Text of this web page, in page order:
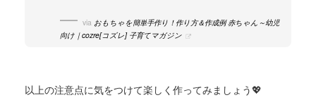
via おもちゃを簡単手作り！作り方＆作成例 赤ちゃん～幼児
向け｜cozre[コズレ] 子育てマガジン
以上の注意点に気をつけて楽しく作ってみましょう💖